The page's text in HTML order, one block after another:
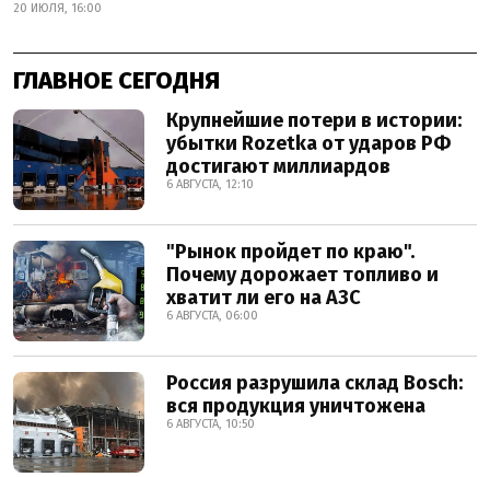
20 ИЮЛЯ, 16:00
ГЛАВНОЕ СЕГОДНЯ
Крупнейшие потери в истории:
убытки Rozetka от ударов РФ
достигают миллиардов
6 АВГУСТА, 12:10
"Рынок пройдет по краю".
Почему дорожает топливо и
хватит ли его на АЗС
6 АВГУСТА, 06:00
Россия разрушила склад Bosch:
вся продукция уничтожена
6 АВГУСТА, 10:50